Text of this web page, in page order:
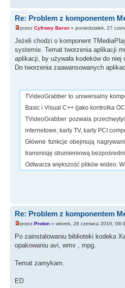
Re: Problem z komponentem
przez Cyfrowy Baron » poniedziałek, 27
Jeżeli chodzi o komponent
systemie. Temat tworzenia aplikacji
aplikacji, by używała kodeków do
Do tworzenia zaawansowanych
TVideoGrabber to uniwersalny
Basic i Visual C++ (jako kontrolka
TVideoGrabber pozwala
internetowe, karty TV, karty PCI
Główne funkcje obejmują
transmisję strumieniową
Odtwarza większość plików wideo:
Re: Problem z komponentem
przez Proton » wtorek, 28 czerwca 2016,
Po zainstalowaniu biblioteki kodeka
opakowaniu avi, wmv , mpg.
Temat zamykam.
ED